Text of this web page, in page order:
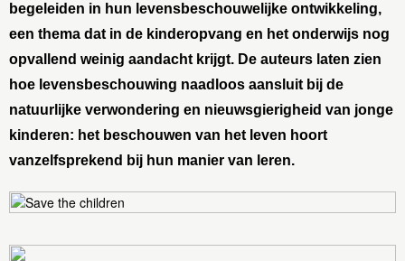
begeleiden in hun levensbeschouwelijke ontwikkeling,
een thema dat in de kinderopvang en het onderwijs nog
opvallend weinig aandacht krijgt. De auteurs laten zien
hoe levensbeschouwing naadloos aansluit bij de
natuurlijke verwondering en nieuwsgierigheid van jonge
kinderen: het beschouwen van het leven hoort
vanzelfsprekend bij hun manier van leren.